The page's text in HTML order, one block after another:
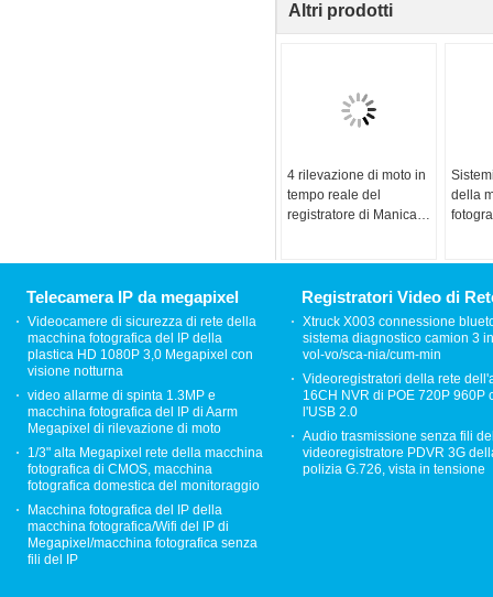
Altri prodotti
4 rilevazione di moto in
tempo reale del
registratore di Manica
della
2010/
Telecamera IP da megapixel
Videocamere di sicurezza di rete della
macchina fotografica del IP della
plastica HD 1080P 3,0 Megapixel con
visione notturna
video allarme di spinta 1.3MP e
macchina fotografica del IP di Aarm
Megapixel di rilevazione di moto
1/3" alta Megapixel rete della macchina
fotografica di CMOS, macchina
fotografica domestica del monitoraggio
Macchina fotografica del IP della
macchina fotografica/Wifi del IP di
Megapixel/macchina fotografica senza
fili del IP
Registratori Video di
Xtruck X003 connessione
sistema diagnostico camion 3
vol-vo/sca-nia/cum-min
Videoregistratori della rete
16CH NVR di POE 720P 960P
l'USB 2.0
Audio trasmissione senza fili
videoregistratore PDVR 3G
polizia G.726, vista in tensione